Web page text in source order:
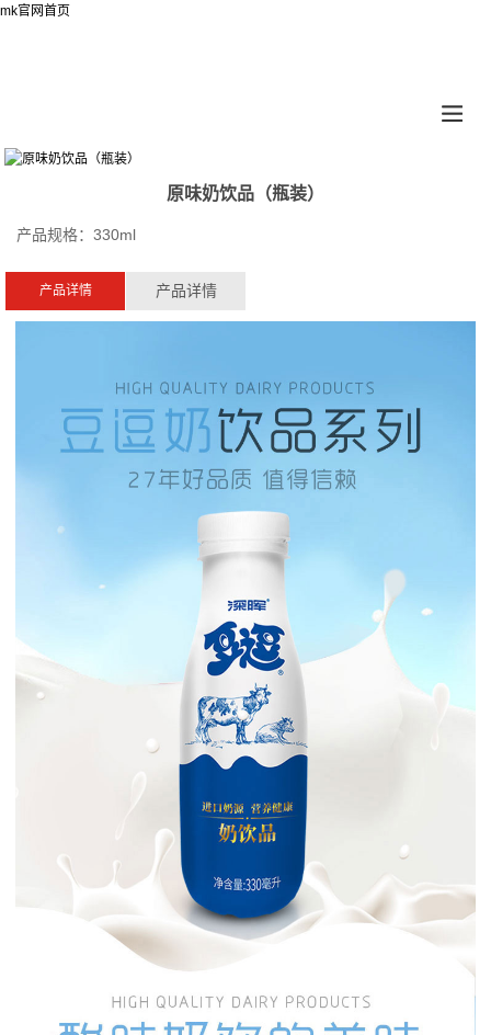
mk官网首页
原味奶饮品（瓶装）
产品规格：330ml
产品详情 产品详情